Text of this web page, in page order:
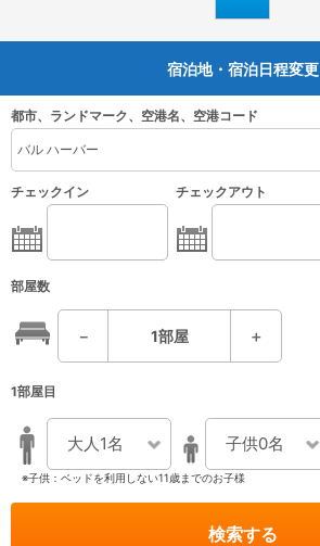
宿泊地・宿泊日程変更
都市、ランドマーク、空港名、空港コード
チェックイン チェックアウト
部屋数
－ 1部屋 ＋
1部屋目
大人1名 子供0名
※子供：ベッドを利用しない11歳までのお子様
検索する